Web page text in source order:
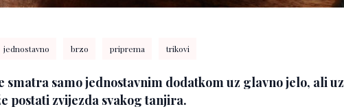
jednostavno brzo priprema trikovi
smatra samo jednostavnim dodatkom uz glavno jelo, ali uz
postati zvijezda svakog tanjira.